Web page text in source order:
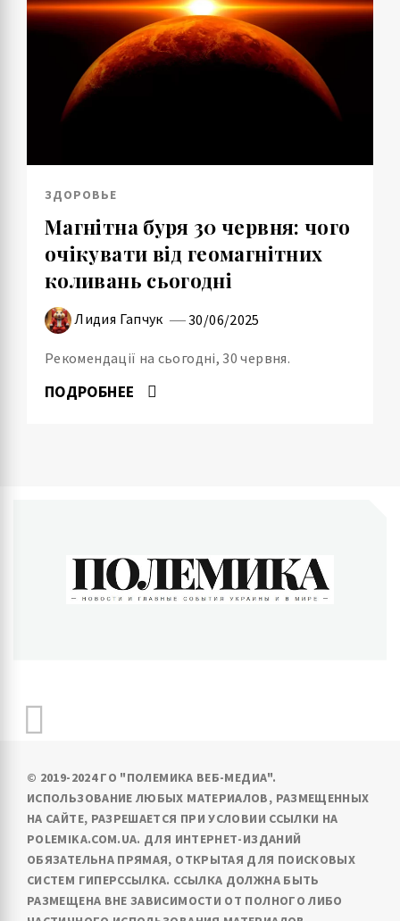
ЗДОРОВЬЕ
Магнітна буря 30 червня: чого
очікувати від геомагнітних
коливань сьогодні
Лидия Гапчук 30/06/2025
Рекомендації на сьогодні, 30 червня.
ПОДРОБНЕЕ
© 2019-2024 ГО "ПОЛЕМИКА ВЕБ-МЕДИА".
ИСПОЛЬЗОВАНИЕ ЛЮБЫХ МАТЕРИАЛОВ, РАЗМЕЩЕННЫХ
НА САЙТЕ, РАЗРЕШАЕТСЯ ПРИ УСЛОВИИ ССЫЛКИ НА
POLEMIKA.COM.UA. ДЛЯ ИНТЕРНЕТ-ИЗДАНИЙ
ОБЯЗАТЕЛЬНА ПРЯМАЯ, ОТКРЫТАЯ ДЛЯ ПОИСКОВЫХ
СИСТЕМ ГИПЕРССЫЛКА. ССЫЛКА ДОЛЖНА БЫТЬ
РАЗМЕЩЕНА ВНЕ ЗАВИСИМОСТИ ОТ ПОЛНОГО ЛИБО